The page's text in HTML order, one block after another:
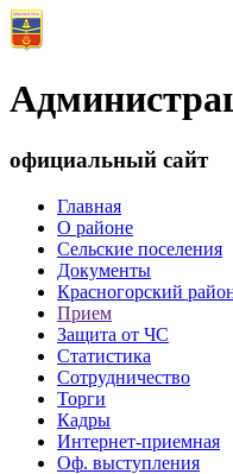
официальный сайт
Главная
О районе
Сельские поселения
Документы
Красногорский
Прием
Защита от ЧС
Статистика
Сотрудничество
Торги
Кадры
Интернет-приемная
Оф. выступления